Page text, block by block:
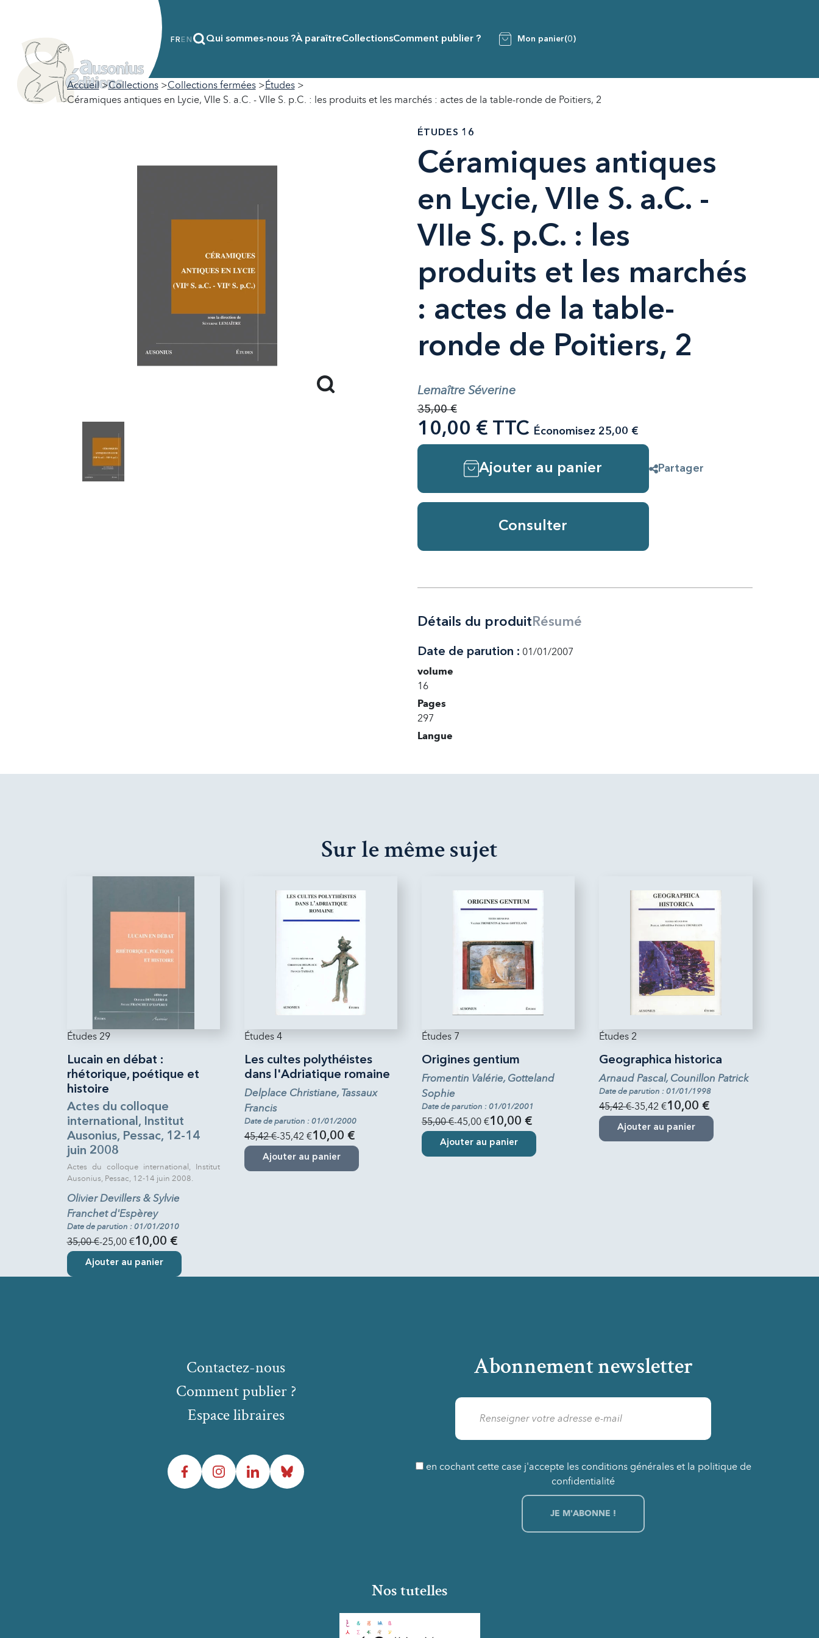
FR EN Qui sommes-nous ?À paraîtreCollectionsComment publier ? Mon panier(0)
Accueil Collections Collections fermées
Études
Céramiques antiques en Lycie, VIIe S. a.C. - VIIe S. p.C. : les produits et les marchés : actes de la table-ronde de Poitiers, 2
ÉTUDES 16
Céramiques antiques
en Lycie, VIIe S. a.C. -
VIIe S. p.C. : les
produits et les marchés
: actes de la table-
ronde de Poitiers, 2
Lemaître Séverine
35,00 €
10,00 € TTC Économisez 25,00 €
Ajouter au panier Partager
Consulter
Détails du produit Résumé
Date de parution : 01/01/2007
volume
16
Pages
297
Langue
Sur le même sujet
Études 29
Lucain en débat :
rhétorique, poétique et
histoire
Actes du colloque
international, Institut
Ausonius, Pessac, 12-14
juin 2008
Actes du colloque international, Institut
Ausonius, Pessac, 12-14 juin 2008.
Olivier Devillers & Sylvie
Franchet d'Espèrey
Date de parution : 01/01/2010
35,00 €-25,00 €10,00 €
Ajouter au panier
Études 4
Les cultes polythéistes
dans l'Adriatique romaine
Delplace Christiane, Tassaux
Francis
Date de parution : 01/01/2000
45,42 €-35,42 €10,00 €
Ajouter au panier
Études 7
Origines gentium
Fromentin Valérie, Gotteland
Sophie
Date de parution : 01/01/2001
55,00 €-45,00 €10,00 €
Ajouter au panier
Études 2
Geographica historica
Arnaud Pascal, Counillon Patrick
Date de parution : 01/01/1998
45,42 €-35,42 €10,00 €
Ajouter au panier
Abonnement newsletter
en cochant cette case j'accepte les conditions générales et la politique de
confidentialité
Comment publier ?
Espace libraires
Contactez-nous
FacebookInstagramLinkedInBluesky
Nos tutelles